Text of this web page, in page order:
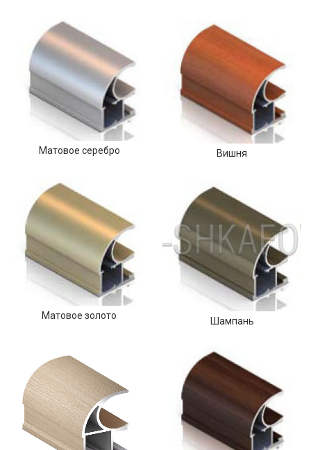
Матовое серебро Вишня
Матовое золото Шампань